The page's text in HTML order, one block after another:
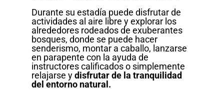
Durante su estadía puede disfrutar de
actividades al aire libre y explorar los
alrededores rodeados de exuberantes
bosques, donde se puede hacer
senderismo, montar a caballo, lanzarse
en parapente con la ayuda de
instructores calificados o simplemente
relajarse ydisfrutar de la tranquilidad
del entorno natural.